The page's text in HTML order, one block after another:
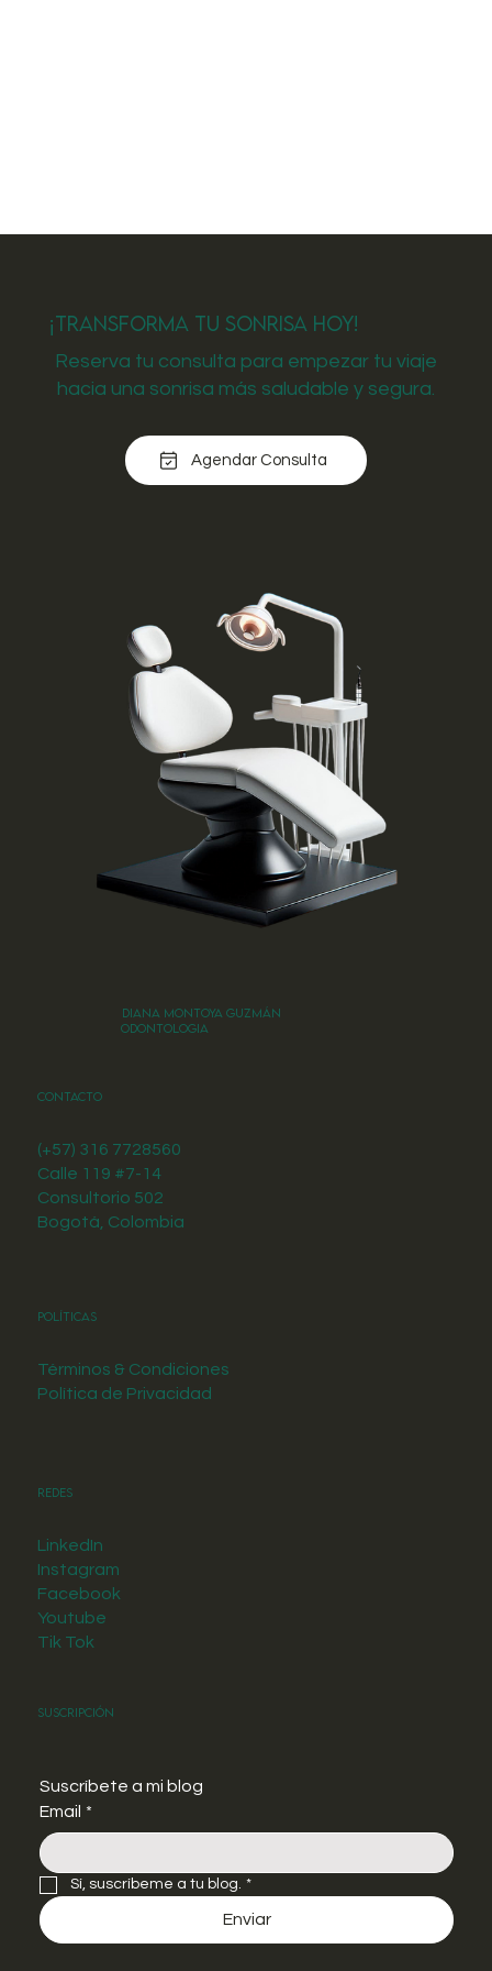
¡Transforma tu Sonrisa Hoy!
Reserva tu consulta para empezar tu viaje
hacia una sonrisa más saludable y segura.
Agendar Consulta
DIANA MONTOYA GUZMÁN
ODONTOLOGIA
Contacto
(+57) 316 7728560
Calle 119 #7-14
Consultorio 502
Bogotá, Colombia
Políticas
Términos & Condiciones
Política de Privacidad
Redes
LinkedIn
Instagram
Facebook
Youtube
Tik Tok
Suscripción
Suscríbete a mi blog
Email *
Sí, suscríbeme a tu blog. *
Enviar